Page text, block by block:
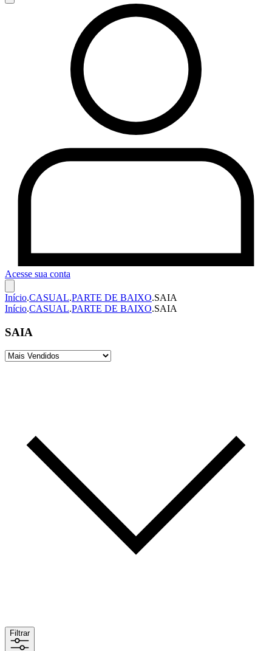
Acesse sua conta
Início.CASUAL.PARTE DE BAIXO.SAIA
Início.CASUAL.PARTE DE BAIXO.SAIA
SAIA
Filtrar